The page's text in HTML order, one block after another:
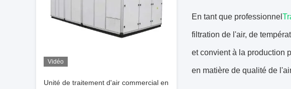
Vidéo
Unité de traitement d'air commercial en
En tant que professionnel
filtration de l'air, de
et convient à la production
en matière de qualité de